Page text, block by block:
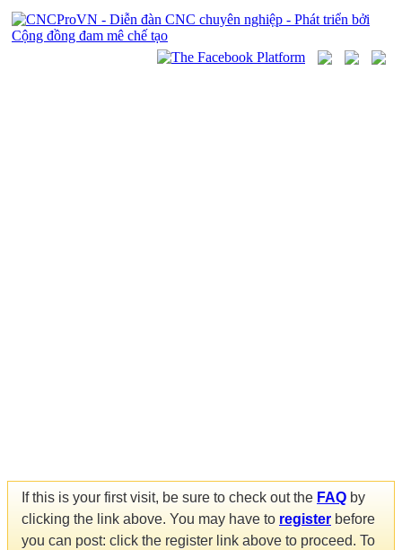
If this is your first visit, be sure to check out the FAQ by
clicking the link above. You may have to register before
you can post: click the register link above to proceed. To